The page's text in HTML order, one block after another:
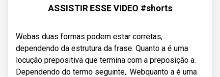
ASSISTIR ESSE VIDEO #shorts
Webas duas formas podem estar corretas,
dependendo da estrutura da frase. Quanto a é uma
locução prepositiva que termina com a preposição a.
Dependendo do termo seguinte,. Webquanto a é uma